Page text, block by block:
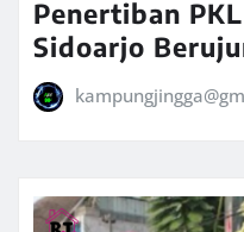
Penertiban
Sidoarjo